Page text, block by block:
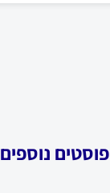
פוסטים נוספים